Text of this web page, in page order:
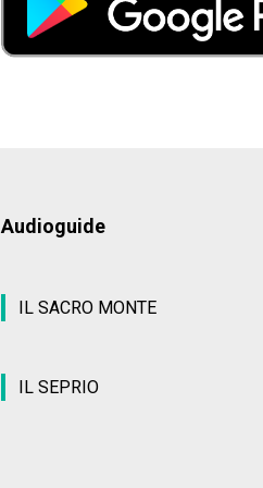
Audioguide
IL SACRO MONTE
IL SEPRIO